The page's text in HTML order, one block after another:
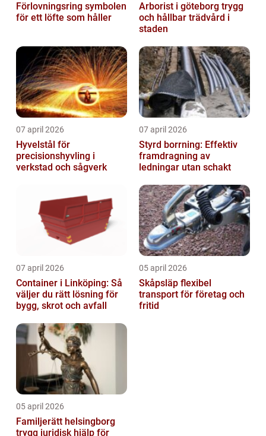
Förlovningsring symbolen
för ett löfte som håller
Arborist i göteborg trygg
och hållbar trädvård i
staden
07 april 2026
Hyvelstål för
precisionshyvling i
verkstad och sågverk
07 april 2026
Styrd borrning: Effektiv
framdragning av
ledningar utan schakt
07 april 2026
Container i Linköping: Så
väljer du rätt lösning för
bygg, skrot och avfall
05 april 2026
Skåpsläp flexibel
transport för företag och
fritid
05 april 2026
Familjerätt helsingborg
trygg juridisk hjälp för